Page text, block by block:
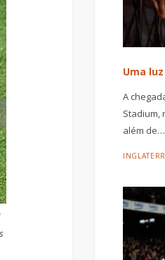
Uma
A
Stadium,
além de…